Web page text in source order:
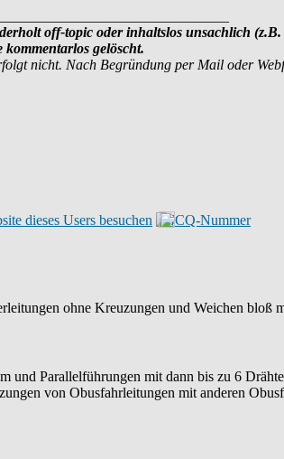
off-topic oder inhaltslos unsachlich
gelöscht.
nicht. Nach Begründung per Mail oder
ohne Kreuzungen und Weichen
und Parallelführungen mit dann bis zu 6
von Obusfahrleitungen mit anderen